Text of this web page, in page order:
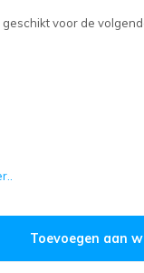
geschikt voor de
Toevoegen aan